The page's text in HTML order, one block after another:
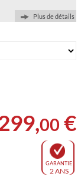
Plus de détails
,00 €
GARANTIE
2 ANS